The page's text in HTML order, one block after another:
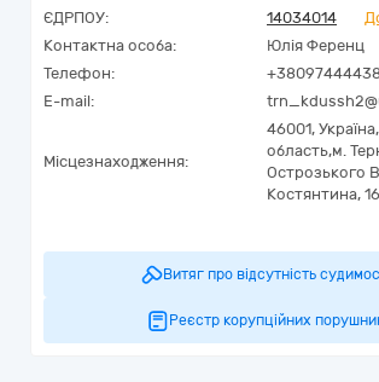
ЄДРПОУ:
14034014
Контактна особа:
Юлія Ференц
Телефон:
E-mail:
Місцезнаходження:
46001, Україна,
область,м.
Острозького
Костянтина, 16
Витяг про відсутність
Реєстр корупційних